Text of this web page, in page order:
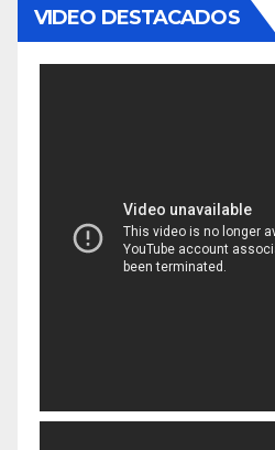
VIDEO DESTACADOS